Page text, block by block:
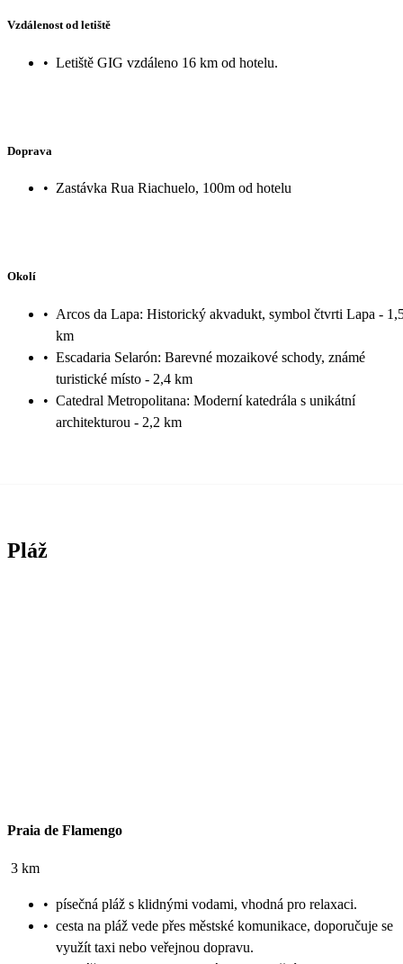
Vzdálenost od letiště
• Letiště GIG vzdáleno 16 km od hotelu.
Doprava
• Zastávka Rua Riachuelo, 100m od hotelu
Okolí
• Arcos da Lapa: Historický akvadukt, symbol čtvrti Lapa -
km
• Escadaria Selarón: Barevné mozaikové schody, známé
turistické místo - 2,4 km
• Catedral Metropolitana: Moderní katedrála s unikátní
architekturou - 2,2 km
Pláž
Praia de Flamengo
3 km
• písečná pláž s klidnými vodami, vhodná pro relaxaci.
• cesta na pláž vede přes městské komunikace, doporučuje se
využít taxi nebo veřejnou dopravu.